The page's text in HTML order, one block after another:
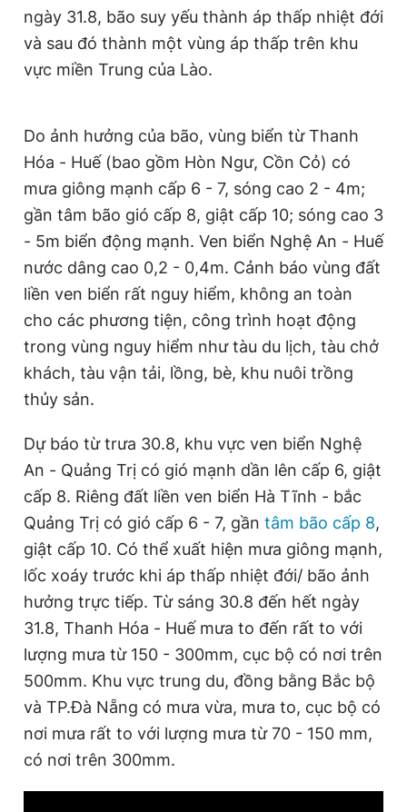
Giấy phép xuất bản số 110/GP - BTTTT cấp ngày 24.3.2020
chép dưới mọi hình thức nếu không có sự chấp thuận bằng văn
bản. Phát triển bởi ePi Technologies, JSC.
ngày 31.8, bão suy yếu thành áp thấp nhiệt đới
và sau đó thành một vùng áp thấp trên khu
vực miền Trung của Lào.
Do ảnh hưởng của bão, vùng biển từ Thanh
Hóa - Huế (bao gồm Hòn Ngư, Cồn Cỏ) có
mưa giông mạnh cấp 6 - 7, sóng cao 2 - 4m;
gần tâm bão gió cấp 8, giật cấp 10; sóng cao 3
- 5m biển động mạnh. Ven biển Nghệ An - Huế
nước dâng cao 0,2 - 0,4m. Cảnh báo vùng đất
liền ven biển rất nguy hiểm, không an toàn
cho các phương tiện, công trình hoạt động
trong vùng nguy hiểm như tàu du lịch, tàu chở
khách, tàu vận tải, lồng, bè, khu nuôi trồng
thủy sản.
Dự báo từ trưa 30.8, khu vực ven biển Nghệ
An - Quảng Trị có gió mạnh dần lên cấp 6, giật
cấp 8. Riêng đất liền ven biển Hà Tĩnh - bắc
Quảng Trị có gió cấp 6 - 7, gần tâm bão cấp 8,
giật cấp 10. Có thể xuất hiện mưa giông mạnh,
lốc xoáy trước khi áp thấp nhiệt đới/ bão ảnh
hưởng trực tiếp. Từ sáng 30.8 đến hết ngày
31.8, Thanh Hóa - Huế mưa to đến rất to với
lượng mưa từ 150 - 300mm, cục bộ có nơi trên
500mm. Khu vực trung du, đồng bằng Bắc bộ
và TP.Đà Nẵng có mưa vừa, mưa to, cục bộ có
nơi mưa rất to với lượng mưa từ 70 - 150 mm,
có nơi trên 300mm.